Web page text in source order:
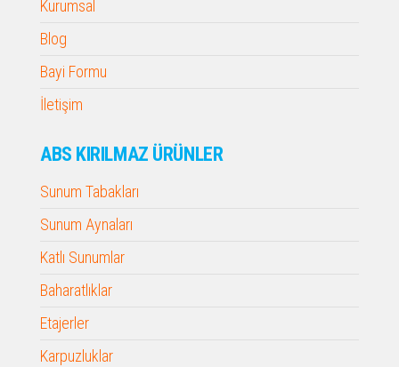
Kurumsal
Blog
Bayi Formu
İletişim
ABS KIRILMAZ ÜRÜNLER
Sunum Tabakları
Sunum Aynaları
Katlı Sunumlar
Baharatlıklar
Etajerler
Karpuzluklar